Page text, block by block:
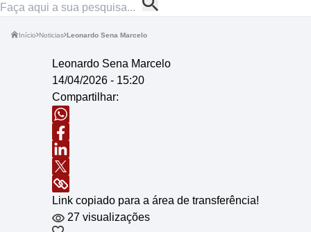
Início Noticias Leonardo Sena Marcelo
Leonardo Sena Marcelo
14/04/2026 - 15:20
Compartilhar:
Link copiado para a área de transferência!
27 visualizações